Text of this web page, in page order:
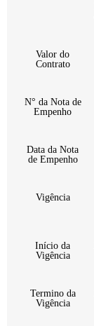
Valor do
Contrato
N° da Nota de
Empenho
Data da Nota
de Empenho
Vigência
Início da
Vigência
Termino da
Vigência